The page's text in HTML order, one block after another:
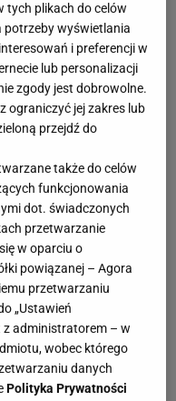
tych plikach do celów
potrzeby wyświetlania
i preferencji w
lub personalizacji
zgody jest dobrowolne.
ograniczyć jej zakres lub
przejdź do
także do celów
funkcjonowania
dot. świadczonych
przetwarzanie
w oparciu o
powiązanej – Agora
przetwarzaniu
„Ustawień
z administratorem – w
wobec którego
danych
Polityka Prywatności